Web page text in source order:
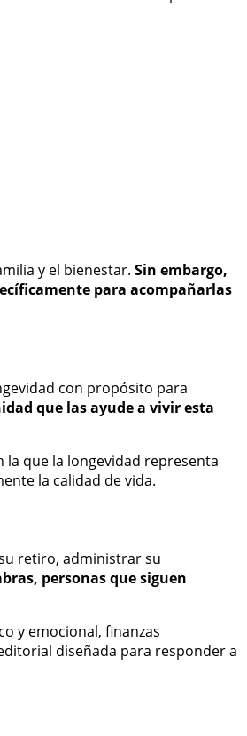
y el bienestar. Sin embargo,
para acompañarlas
con propósito para
que las ayude a vivir esta
que la longevidad representa
la calidad de vida.
retiro, administrar su
personas que siguen
y emocional, finanzas
diseñada para responder a